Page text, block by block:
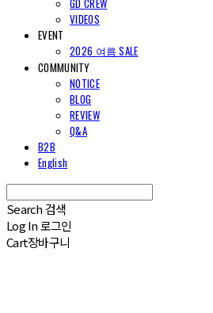
VIDEOS
EVENT
2026 여름 SALE
COMMUNITY
NOTICE
BLOG
REVIEW
Q&A
B2B
English
Search 검색
Log In로그인
Cart장바구니